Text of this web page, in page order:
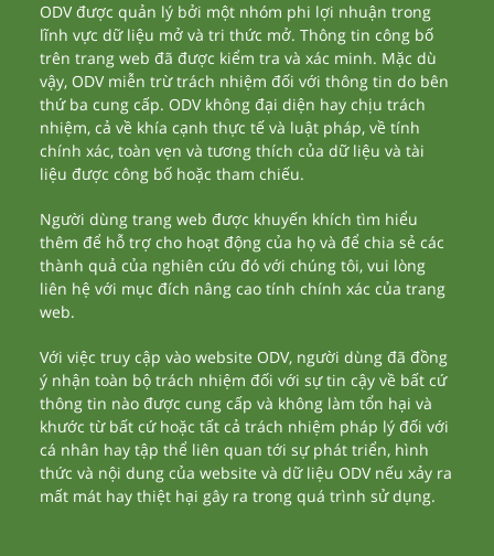
ODV được quản lý bởi một nhóm phi lợi nhuận trong
lĩnh vực dữ liệu mở và tri thức mở. Thông tin công bố
trên trang web đã được kiểm tra và xác minh. Mặc dù
vậy, ODV miễn trừ trách nhiệm đối với thông tin do bên
thứ ba cung cấp. ODV không đại diện hay chịu trách
nhiệm, cả về khía cạnh thực tế và luật pháp, về tính
chính xác, toàn vẹn và tương thích của dữ liệu và tài
liệu được công bố hoặc tham chiếu.
Người dùng trang web được khuyến khích tìm hiểu
thêm để hỗ trợ cho hoạt động của họ và để chia sẻ các
thành quả của nghiên cứu đó với chúng tôi, vui lòng
liên hệ với mục đích nâng cao tính chính xác của trang
web.
Với việc truy cập vào website ODV, người dùng đã đồng
ý nhận toàn bộ trách nhiệm đối với sự tin cậy về bất cứ
thông tin nào được cung cấp và không làm tổn hại và
khước từ bất cứ hoặc tất cả trách nhiệm pháp lý đối với
cá nhân hay tập thể liên quan tới sự phát triển, hình
thức và nội dung của website và dữ liệu ODV nếu xảy ra
mất mát hay thiệt hại gây ra trong quá trình sử dụng.